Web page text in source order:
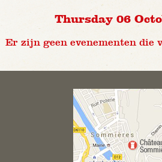
Thursday 06
Er zijn geen evenementen die